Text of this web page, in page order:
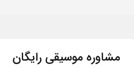
مشاوره موسیقی رایگان